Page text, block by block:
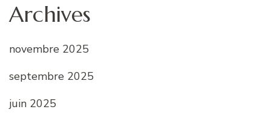
Archives
novembre 2025
septembre 2025
juin 2025